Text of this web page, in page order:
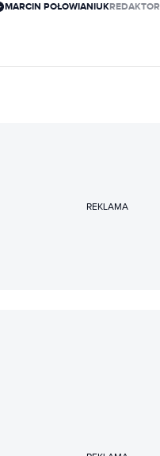
MARCIN POŁOWIANIUKREDAKTOR
REKLAMA